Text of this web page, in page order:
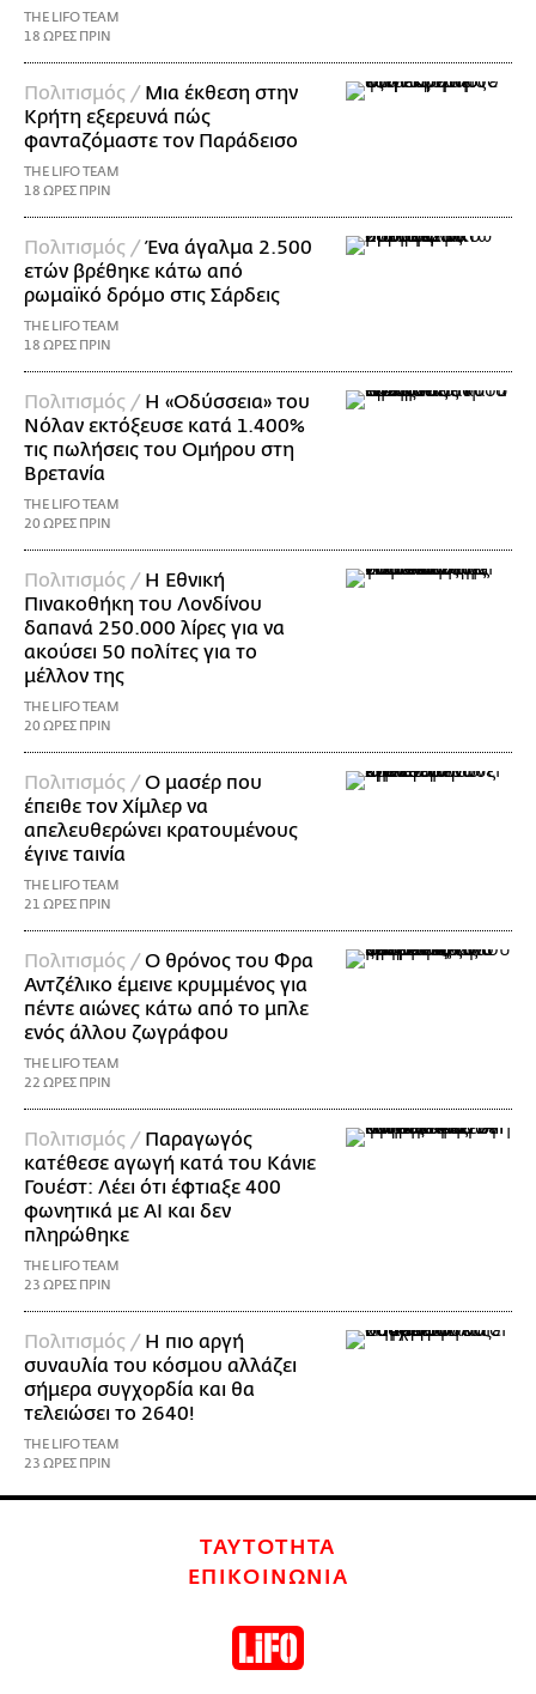
THE LIFO TEAM
18 ΩΡΕΣ ΠΡΙΝ
Πολιτισμός / Μια έκθεση στην
Κρήτη εξερευνά πώς
φανταζόμαστε τον Παράδεισο
THE LIFO TEAM
18 ΩΡΕΣ ΠΡΙΝ
Πολιτισμός /Ένα άγαλμα 2.500
ετών βρέθηκε κάτω από
ρωμαϊκό δρόμο στις Σάρδεις
THE LIFO TEAM
18 ΩΡΕΣ ΠΡΙΝ
Πολιτισμός / Η «Οδύσσεια» του
Νόλαν εκτόξευσε κατά 1.400%
τις πωλήσεις του Ομήρου στη
Βρετανία
THE LIFO TEAM
20 ΩΡΕΣ ΠΡΙΝ
Πολιτισμός / Η Εθνική
Πινακοθήκη του Λονδίνου
δαπανά 250.000 λίρες για να
ακούσει 50 πολίτες για το
μέλλον της
THE LIFO TEAM
20 ΩΡΕΣ ΠΡΙΝ
Πολιτισμός /Ο μασέρ που
έπειθε τον Χίμλερ να
απελευθερώνει κρατουμένους
έγινε ταινία
THE LIFO TEAM
21 ΩΡΕΣ ΠΡΙΝ
Πολιτισμός /Ο θρόνος του Φρα
Αντζέλικο έμεινε κρυμμένος για
πέντε αιώνες κάτω από το μπλε
ενός άλλου ζωγράφου
THE LIFO TEAM
22 ΩΡΕΣ ΠΡΙΝ
Πολιτισμός / Παραγωγός
κατέθεσε αγωγή κατά του Κάνιε
Γουέστ: Λέει ότι έφτιαξε 400
φωνητικά με AI και δεν
πληρώθηκε
THE LIFO TEAM
23 ΩΡΕΣ ΠΡΙΝ
Πολιτισμός / Η πιο αργή
συναυλία του κόσμου αλλάζει
σήμερα συγχορδία και θα
τελειώσει το 2640!
THE LIFO TEAM
23 ΩΡΕΣ ΠΡΙΝ
ΤΑΥΤΟΤΗΤΑ
ΕΠΙΚΟΙΝΩΝΙΑ